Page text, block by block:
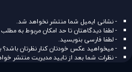
- نشانی ایمیل شما منتشر نخواهد شد.
- لطفا دیدگاهتان تا حد امکان مربوط به
- لطفا فارسی بنویسید.
- میخواهید عکس خودتان کنار نظرتان باشد؟
- نظرات شما بعد از تایید مدیریت منتشر